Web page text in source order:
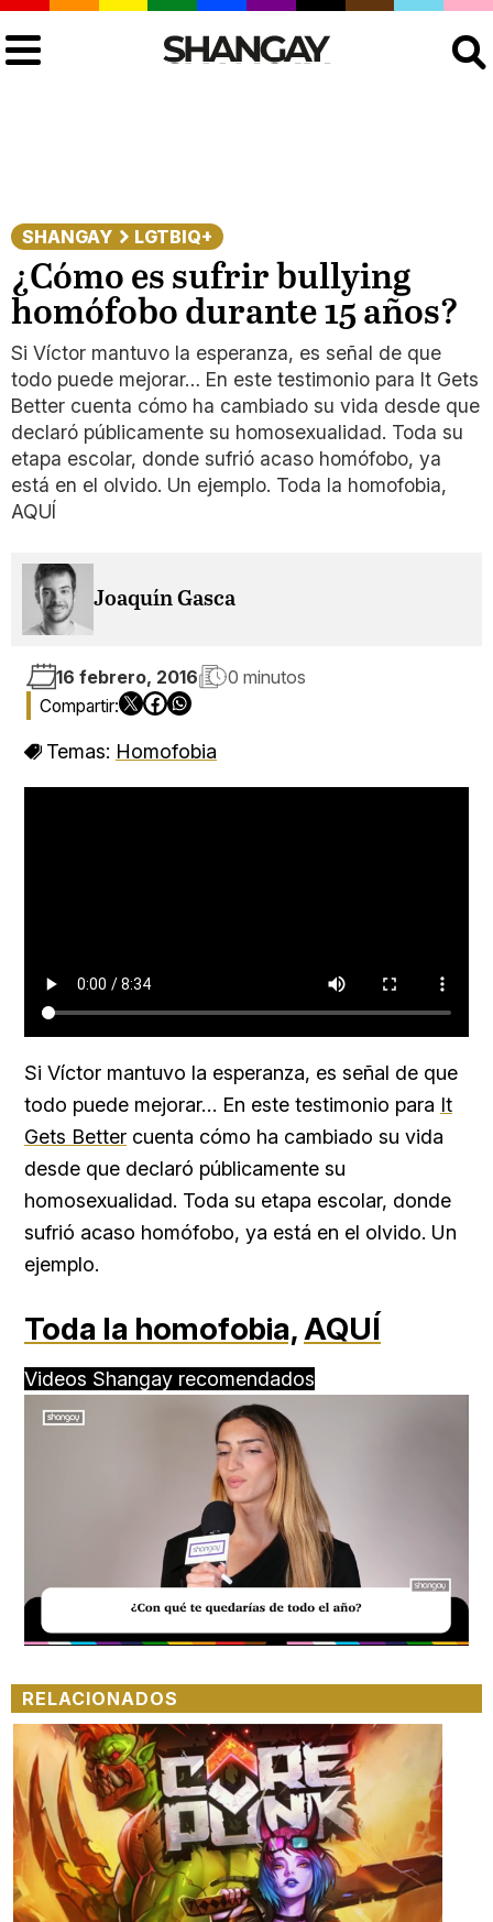
SHANGAY LGTBIQ+
¿Cómo es sufrir bullying
homófobo durante 15 años?
Si Víctor mantuvo la esperanza, es señal de que
todo puede mejorar… En este testimonio para It Gets
Better cuenta cómo ha cambiado su vida desde que
declaró públicamente su homosexualidad. Toda su
etapa escolar, donde sufrió acaso homófobo, ya
está en el olvido. Un ejemplo. Toda la homofobia,
AQUÍ
Joaquín Gasca
16 febrero, 2016 0 minutos
Temas: Homofobia
Si Víctor mantuvo la esperanza, es señal de que
todo puede mejorar… En este testimonio para It
Gets Better cuenta cómo ha cambiado su vida
desde que declaró públicamente su
homosexualidad. Toda su etapa escolar, donde
sufrió acaso homófobo, ya está en el olvido. Un
ejemplo.
Toda la homofobia,AQUÍ
Videos Shangay recomendados
Unmute Loaded:
39.56%
RELACIONADOS